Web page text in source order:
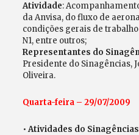
Atividade:
da Anvisa, do fluxo de
condições gerais de
N1, entre outros;
Representantes do
Presidente do Sinagências,
Oliveira.
Quarta-feira – 29/07/2009
•Atividades do